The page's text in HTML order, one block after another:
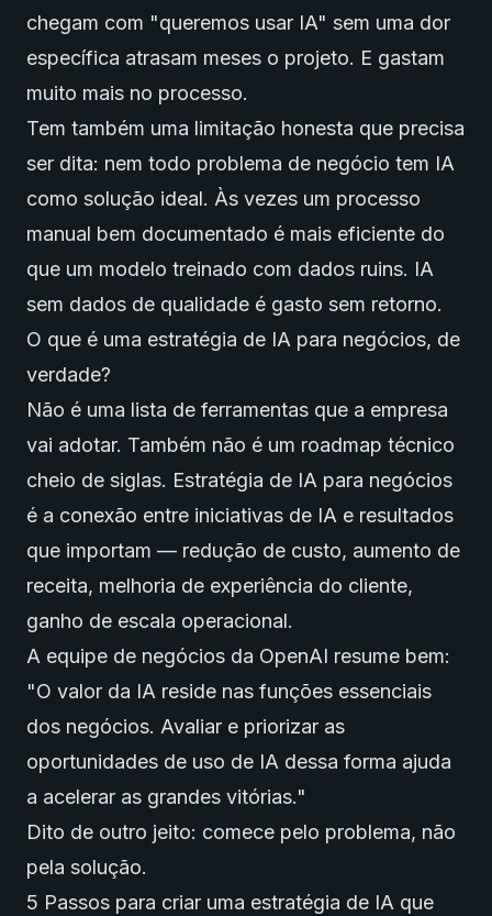
chegam com "queremos usar IA" sem uma dor
específica atrasam meses o projeto. E gastam
muito mais no processo.
Tem também uma limitação honesta que precisa
ser dita: nem todo problema de negócio tem IA
como solução ideal. Às vezes um processo
manual bem documentado é mais eficiente do
que um modelo treinado com dados ruins. IA
sem dados de qualidade é gasto sem retorno.
O que é uma estratégia de IA para negócios, de
verdade?
Não é uma lista de ferramentas que a empresa
vai adotar. Também não é um roadmap técnico
cheio de siglas. Estratégia de IA para negócios
é a conexão entre iniciativas de IA e resultados
que importam — redução de custo, aumento de
receita, melhoria de experiência do cliente,
ganho de escala operacional.
A equipe de negócios da OpenAI resume bem:
"O valor da IA reside nas funções essenciais
dos negócios. Avaliar e priorizar as
oportunidades de uso de IA dessa forma ajuda
a acelerar as grandes vitórias."
Dito de outro jeito: comece pelo problema, não
pela solução.
5 Passos para criar uma estratégia de IA que